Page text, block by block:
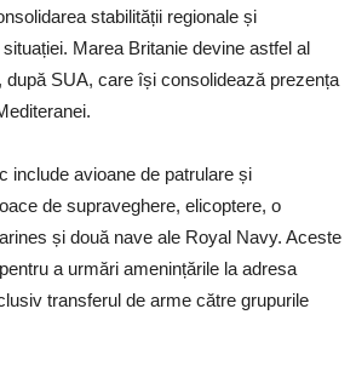
stabilității regionale și
Marea Britanie devine astfel al
după SUA, care își consolidează prezența
include avioane de patrulare și
de supraveghere, elicoptere, o
și două nave ale Royal Navy. Aceste
a urmări amenințările la adresa
transferul de arme către grupurile